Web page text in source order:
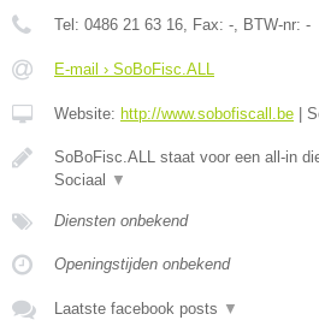
Tel: 0486 21 63 16 , Fax: - , BTW-nr: -
E-mail › SoBoFisc.ALL
Website: http://www.sobofiscall.be |
SoBoFisc.ALL staat voor een all-in
Sociaal ▼
Diensten onbekend
Openingstijden onbekend
Laatste facebook posts ▼